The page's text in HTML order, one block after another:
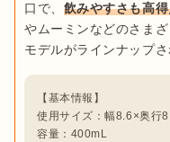
口で、 飲みやすさも高
やムーミンなどのさま
【基本情報】
使用サイズ：幅8.6×奥行
容量：400mL